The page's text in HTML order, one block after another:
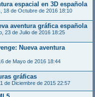
espacial en 3D española
18 de Octubre de 2016 18:10
aventura gráfica española
23 de Julio de 2016 18:25
Nueva aventura
de Mayo de 2016 18:44
gráficas
de Diciembre de 2015 22:57